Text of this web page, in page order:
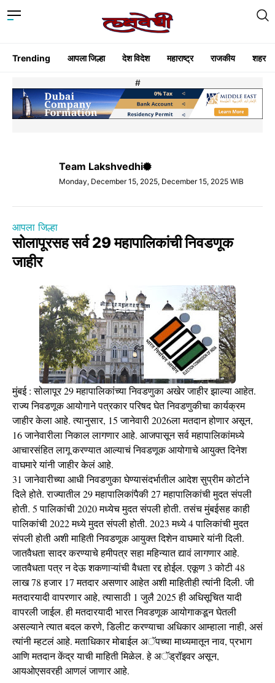
Trending आपला जिल्हा देश विदेश महाराष्ट्र राजकीय शहर
#
Team Lakshvedhi
Monday, December 15, 2025, December 15, 2025 WIB
आपला जिल्हा
सोलापूरसह सर्व 29 महापालिकांची निवडणूक
जाहीर
मुंबई : सोलापूर 29 महापालिकांच्या निवडणुका अखेर जाहीर झाल्या आहेत.
राज्य निवडणूक आयोगाने पत्रकार परिषद घेत निवडणुकीचा कार्यक्रम
जाहीर केला आहे. त्यानुसार, 15 जानेवारी 2026ला मतदान होणार असून,
16 जानेवारीला निकाल लागणार आहे. आजपासून सर्व महापालिकांमध्ये
आचारसंहित लागू करण्यात आल्याचं निवडणूक आयोगाचे आयुक्त दिनेश
वाघमारे यांनी जाहीर केलं आहे.
31 जानेवारीच्या आधी निवडणुका घेण्यासंदर्भातील आदेश सुप्रीम कोर्टाने
दिले होते. राज्यातील 29 महापालिकांपैकी 27 महापालिकांची मुदत संपली
होती. 5 पालिकांची 2020 मध्येच मुदत संपली होती. तसंच मुंबईसह काही
पालिकांची 2022 मध्ये मुदत संपली होती. 2023 मध्ये 4 पालिकांची मुदत
संपली होती अशी माहिती निवडणूक आयुक्त दिशेन वाघमारे यांनी दिली.
जातवैधता सादर करण्याचे हमीपत्र सहा महिन्यात द्यावं लागणार आहे.
जातवैधता पत्र न देऊ शकणाऱ्यांची वैधता रद्द होईल. एकूण 3 कोटी 48
लाख 78 हजार 17 मतदार असणार आहेत अशी माहितीही त्यांनी दिली. जी
मतदारयादी वापरणार आहे, त्यासाठी 1 जुलै 2025 ही अधिसूचित यादी
वापरली जाईल. ही मतदारयादी भारत निवडणूक आयोगाकडून घेतली
असल्याने त्यात बदल करणे, डिलीट करण्याचा अधिकार आम्हाला नाही, असं
त्यांनी म्हटलं आहे. मताधिकार मोबाईल अॅपच्या माध्यमातून नाव, प्रभाग
आणि मतदान केंद्र याची माहिती मिळेल. हे अॅड्रॉइवर असून,
आयओएसवरही आणलं जाणार आहे.